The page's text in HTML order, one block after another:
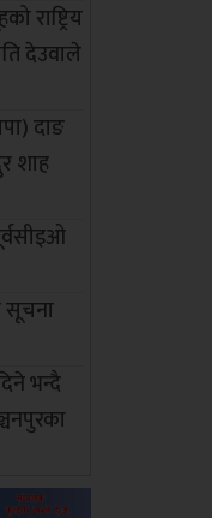
राष्ट्रिय
देउवाले
दाङ
शाह
सूचना
भन्दै